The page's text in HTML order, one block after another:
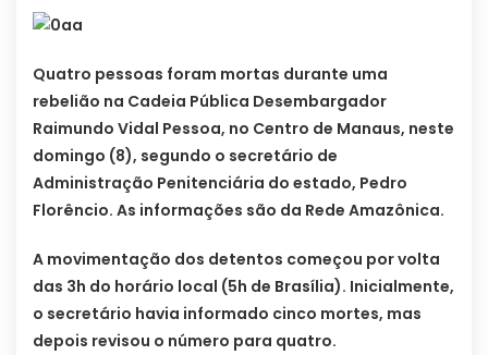
Quatro pessoas foram mortas durante uma
rebelião na Cadeia Pública Desembargador
Raimundo Vidal Pessoa, no Centro de Manaus, neste
domingo (8), segundo o secretário de
Administração Penitenciária do estado, Pedro
Florêncio. As informações são da Rede Amazônica.
A movimentação dos detentos começou por volta
das 3h do horário local (5h de Brasília). Inicialmente,
o secretário havia informado cinco mortes, mas
depois revisou o número para quatro.